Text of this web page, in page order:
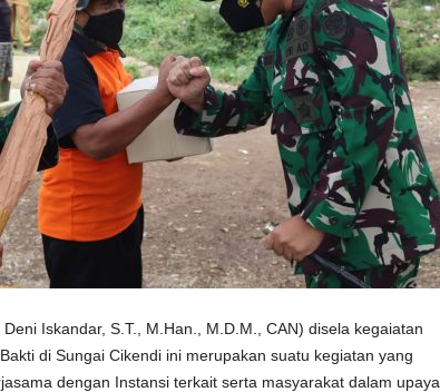
Iskandar, S.T., M.Han., M.D.M., CAN) disela kegaiatan
di Sungai Cikendi ini merupakan suatu kegiatan yang
dengan Instansi terkait serta masyarakat dalam upaya